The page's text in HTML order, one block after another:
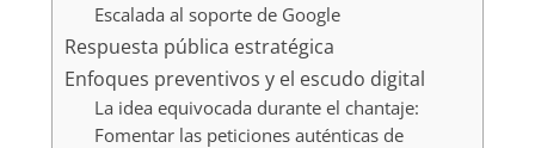
Escalada al soporte de Google
Respuesta pública estratégica
Enfoques preventivos y el escudo digital
La idea equivocada durante el chantaje:
Fomentar las peticiones auténticas de